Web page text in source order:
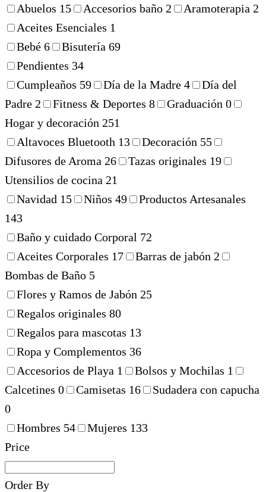
Abuelos 15 Accesorios baño 2 Aramoterapia 2
Aceites Esenciales 1
Bebé 6 Bisutería 69
Pendientes 34
Cumpleaños 59 Día de la Madre 4
Día del
Padre 2 Fitness & Deportes 8 Graduación 0
Hogar y decoración 251
Altavoces Bluetooth 13 Decoración 55
Difusores de Aroma 26 Tazas originales 19
Utensilios de cocina 21
Navidad 15 Niños 49
Productos Artesanales
143
Baño y cuidado Corporal 72
Aceites Corporales 17 Barras de jabón 2
Bombas de Baño 5
Flores y Ramos de Jabón 25
Regalos originales 80
Regalos para mascotas 13
Ropa y Complementos 36
Accesorios de Playa 1 Bolsos y Mochilas 1
Calcetines 0 Camisetas 16
Sudadera con capucha
0
Hombres 54 Mujeres 133
Price
Order By